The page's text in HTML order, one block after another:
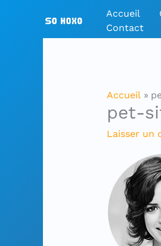
Accueil
Contact
Accueil
pet-
Laisser un